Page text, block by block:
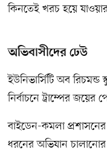
কিনতেই খরচ হয়ে
অভিবাসীদের ঢেউ
ইউনিভার্সিটি অব
নির্বাচনে ট্রাম্পের
বাইডেন-কমলা
ধরনের অভিযান চালানোর